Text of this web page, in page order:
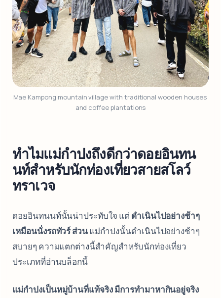
Mae Kampong mountain village with traditional wooden houses
and coffee plantations
ทำไมแม่กำปงถึงดีกว่าดอยอินทน
นท์สำหรับนักท่องเที่ยวสายสโลว์
ทราเวจ
ดอยอินทนนท์นั้นน่าประทับใจ แต่ ดำเนินไปอย่างช้าๆ
เหมือนนั่งรถทัวร์ ส่วนแม่กำปงนั้นดำเนินไปอย่างช้าๆ
สบายๆ ความแตกต่างนี้สำคัญสำหรับนักท่องเที่ยว
ประเภทที่อ่านบล็อกนี้
แม่กำปงเป็นหมู่บ้านที่แท้จริง มีการทำมาหากินอยู่จริง